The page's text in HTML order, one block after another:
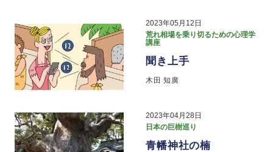
2023年05月12日
荒れ相場を乗り切るための心理学
講座
聞き上手
木田 知廣
2023年04月28日
日本の巨樹巡り
青幡神社の楠